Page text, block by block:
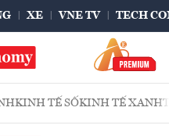
XE VNE TV TECH
KINH TẾ SỐKINH TẾ XANH